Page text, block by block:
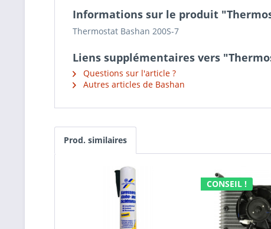
Informations sur le produit
Thermostat Bashan 200S-7
Liens supplémentaires vers
Questions sur l'article ?
Autres articles de Bashan
Prod. similaires
CONSEIL !